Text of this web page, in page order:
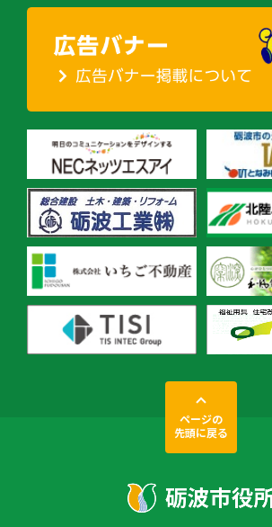
ページの
先頭に戻る